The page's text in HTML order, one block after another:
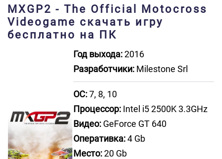
MXGP2 - The Official Motocross
Videogame скачать игру
бесплатно на ПК
Год выхода:2016
Разработчики: Milestone Srl
ОС:7, 8, 10
Процессор: Intel i5 2500K 3.3GHz
Видео: GeForce GT 640
Оперативка:4 Gb
Место:20 Gb